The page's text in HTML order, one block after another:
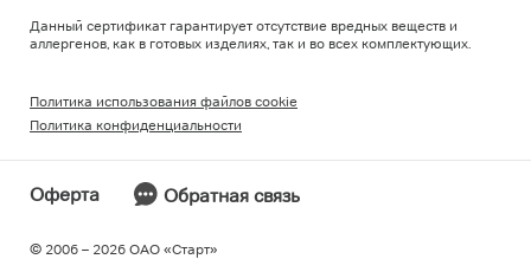
© 2006 – 2026 ОAO «Старт»
Оферта Обратная связь
Данный сертификат гарантирует отсутствие вредных веществ и
аллергенов, как в готовых изделиях, так и во всех комплектующих.
Политика использования файлов cookie
Политика конфиденциальности